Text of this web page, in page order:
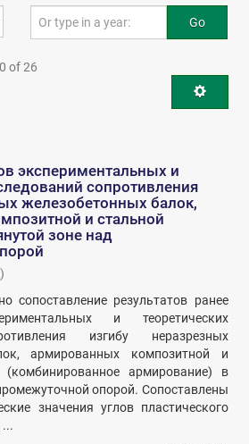
Go
of 26
экспериментальных и
сопротивления
железобетонных балок,
и стальной
зоне над
)
сопоставление результатов ранее
и теоретических
изгибу неразрезных
армированных композитной и
(комбинированное армирование) в
опорой. Сопоставлены
значения углов пластического
...